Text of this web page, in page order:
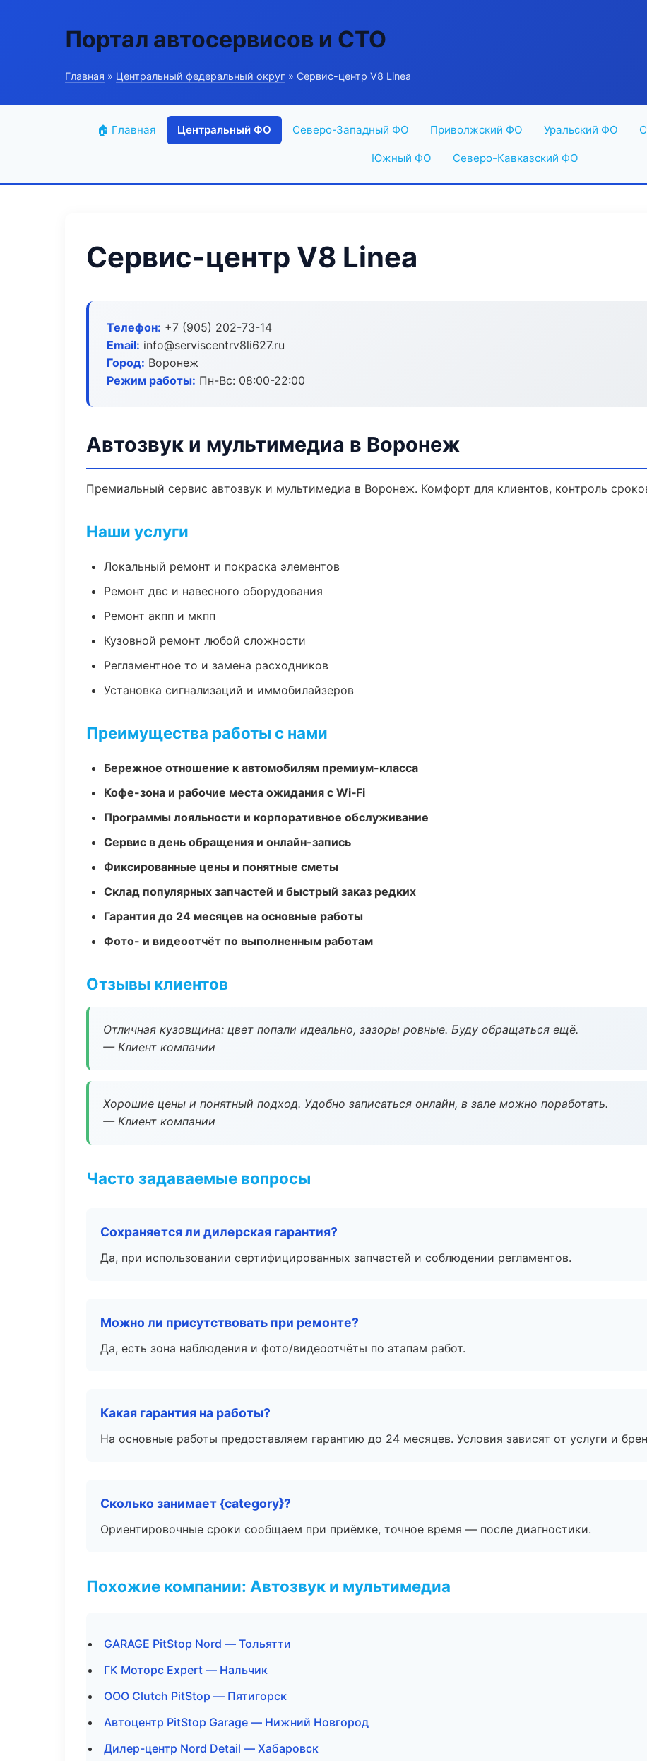
Портал автосервисов и СТО
Главная » Центральный федеральный округ » Сервис-центр V8 Linea
🏠 Главная Центральный ФО Северо-Западный ФО Приволжский ФО Уральский ФО
Южный ФО Северо-Кавказский ФО
Сервис-центр V8 Linea
Телефон: +7 (905) 202-73-14
Email: info@serviscentrv8li627.ru
Город: Воронеж
Режим работы: Пн-Вс: 08:00-22:00
Автозвук и мультимедиа в Воронеж
Премиальный сервис автозвук и мультимедиа в Воронеж. Комфорт для клиентов, контроль
Наши услуги
Локальный ремонт и покраска элементов
Ремонт двс и навесного оборудования
Ремонт акпп и мкпп
Кузовной ремонт любой сложности
Регламентное то и замена расходников
Установка сигнализаций и иммобилайзеров
Преимущества работы с нами
Бережное отношение к автомобилям премиум-класса
Кофе-зона и рабочие места ожидания с Wi‑Fi
Программы лояльности и корпоративное обслуживание
Сервис в день обращения и онлайн-запись
Фиксированные цены и понятные сметы
Склад популярных запчастей и быстрый заказ редких
Гарантия до 24 месяцев на основные работы
Фото- и видеоотчёт по выполненным работам
Отзывы клиентов
Отличная кузовщина: цвет попали идеально, зазоры ровные. Буду обращаться ещё.
— Клиент компании
Хорошие цены и понятный подход. Удобно записаться онлайн, в зале можно поработать.
— Клиент компании
Часто задаваемые вопросы
Сохраняется ли дилерская гарантия?
Да, при использовании сертифицированных запчастей и соблюдении регламентов.
Можно ли присутствовать при ремонте?
Да, есть зона наблюдения и фото/видеоотчёты по этапам работ.
Какая гарантия на работы?
На основные работы предоставляем гарантию до 24 месяцев. Условия зависят от услуги и
Сколько занимает {category}?
Ориентировочные сроки сообщаем при приёмке, точное время — после диагностики.
Похожие компании: Автозвук и мультимедиа
GARAGE PitStop Nord — Тольятти
ГК Моторс Expert — Нальчик
ООО Clutch PitStop — Пятигорск
Автоцентр PitStop Garage — Нижний Новгород
Дилер-центр Nord Detail — Хабаровск